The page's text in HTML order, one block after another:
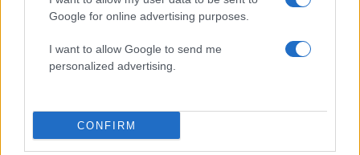
Google for online advertising purposes.
I want to allow Google to send me
personalized advertising.
CONFIRM
Άννα Κορακάκη: «Το πιο πολύτιμο “μετάλλιό”
μου είναι η κόρη μου» – Η ανάρτηση για τα